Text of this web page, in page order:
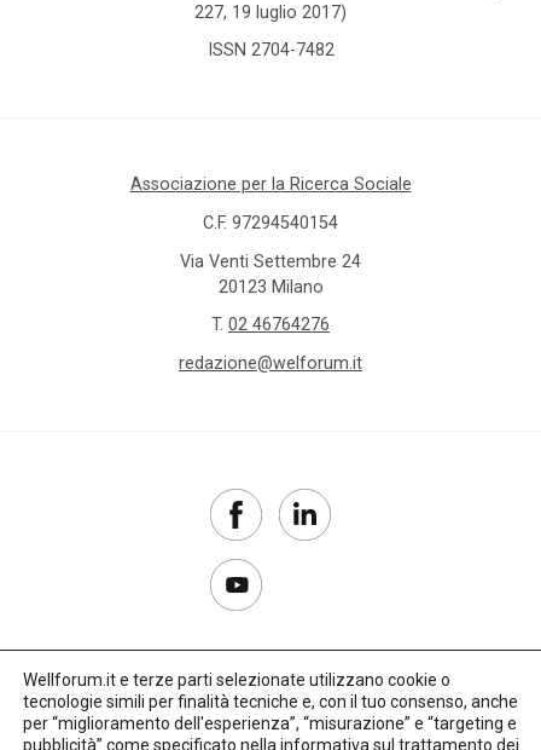
227, 19 luglio 2017)
ISSN 2704-7482
Associazione per la Ricerca Sociale
C.F. 97294540154
Via Venti Settembre 24
20123 Milano
T. 02 46764276
redazione@welforum.it
Copyright 2017–2026
Wellforum.it e terze parti selezionate utilizzano cookie o
tecnologie simili per finalità tecniche e, con il tuo consenso, anche
per “miglioramento dell'esperienza”, “misurazione” e “targeting e
pubblicità” come specificato nella informativa sul trattamento dei